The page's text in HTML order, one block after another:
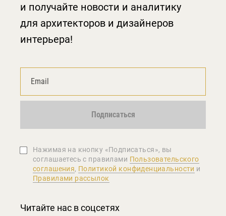
и получайте новости и аналитику
для архитекторов и дизайнеров
интерьера!
Подписаться
Нажимая на кнопку «Подписаться», вы
соглашаетеcь с правилами Пользовательского
соглашения, Политикой конфиденциальности и
Правилами рассылок
Читайте нас в соцсетях